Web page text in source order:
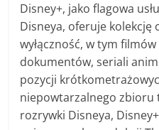
Disney+, jako flagowa
Disneya, oferuje kolekcję
wyłączność, w tym
dokumentów, seriali
pozycji
niepowtarzalnego zbioru
rozrywki Disneya,